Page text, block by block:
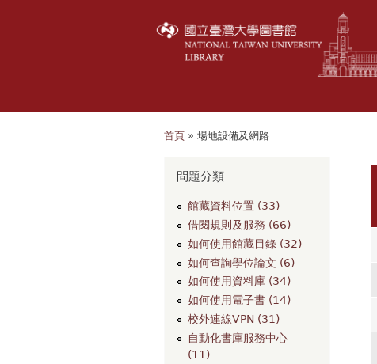
首頁 » 場地設備及網路
問題分類
館藏資料位置 (33)
借閱規則及服務 (66)
如何使用館藏目錄 (32)
如何查詢學位論文 (6)
如何使用資料庫 (34)
如何使用電子書 (14)
校外連線VPN (31)
自動化書庫服務中心
(11)